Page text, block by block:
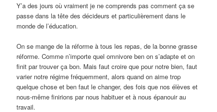
Y’a des jours où vraiment je ne comprends pas comment ça se
passe dans la tête des décideurs et particulièrement dans le
monde de l’éducation.
On se mange de la réforme à tous les repas, de la bonne grasse
réforme. Comme n’importe quel omnivore ben on s’adapte et on
finit par trouver ça bon. Mais faut croire que pour notre bien, faut
varier notre régime fréquemment, alors quand on aime trop
quelque chose et ben faut le changer, des fois que nos élèves et
nous-même finirions par nous habituer et à nous épanouir au
travail.